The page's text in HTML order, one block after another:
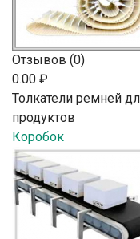
Отзывов (0)
0.00 ₽
Толкатели ремней
продуктов
Коробок